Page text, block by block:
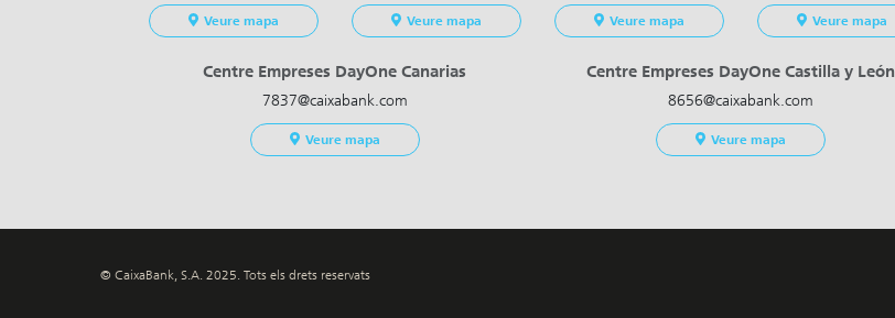
Veure mapa Veure mapa Veure mapa Veure mapa
Centre Empreses DayOne Canarias
7837@caixabank.com
Veure mapa
Centre Empreses DayOne Castilla y León
8656@caixabank.com
Veure mapa
© CaixaBank, S.A. 2025. Tots els drets reservats